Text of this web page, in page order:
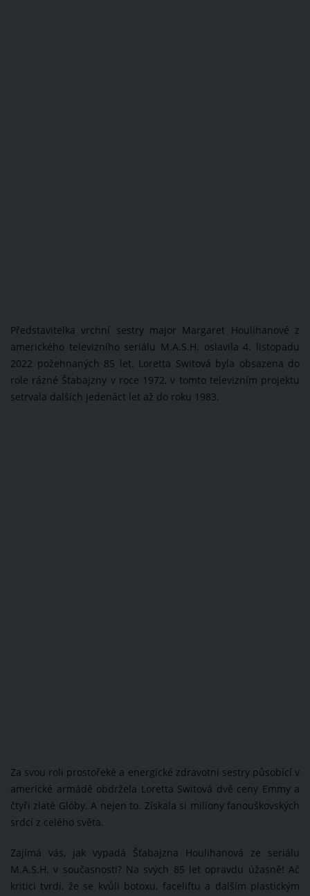
Představitelka vrchní sestry major Margaret Houlihanové z
amerického televizního seriálu M.A.S.H. oslavila 4. listopadu
2022 požehnaných 85 let. Loretta Switová byla obsazena do
role rázné Šťabajzny v roce 1972, v tomto televizním projektu
setrvala dalších jedenáct let až do roku 1983.
Za svou roli prostořeké a energické zdravotní sestry působící v
americké armádě obdržela Loretta Switová dvě ceny Emmy a
čtyři zlaté Glóby. A nejen to. Získala si miliony fanouškovských
srdcí z celého světa.
Zajímá vás, jak vypadá Šťabajzna Houlihanová ze seriálu
M.A.S.H. v současnosti? Na svých 85 let opravdu úžasně! Ač
kritici tvrdí, že se kvůli botoxu, faceliftu a dalším plastickým